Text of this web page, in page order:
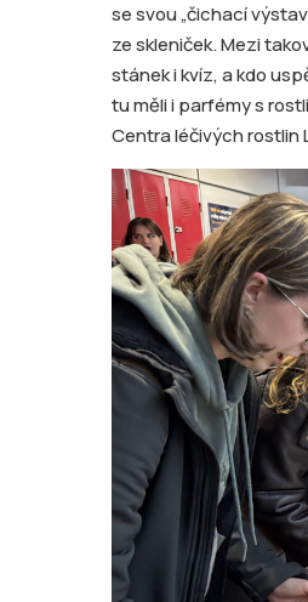
se svou „čichací
ze skleniček. Mezi
stánek i kvíz, a kdo
tu měli i parfémy s
Centra léčivých rostlin